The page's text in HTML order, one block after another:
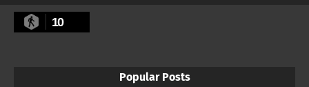
10
Popular Posts